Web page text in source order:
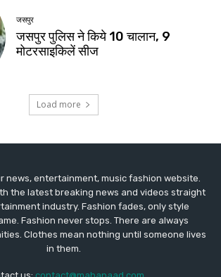
news, entertainment, music fashion website.
the latest breaking news and videos straight
industry. Fashion fades, only style
Fashion never stops. There are always
Clothes mean nothing until someone lives
in them.